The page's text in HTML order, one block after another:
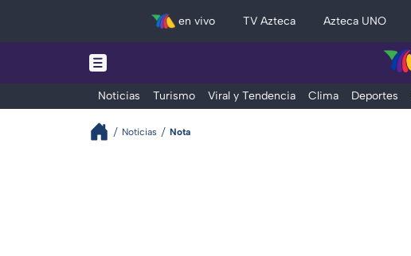
en vivo TV Azteca Azteca UNO
Noticias Turismo Viral y Tendencia Clima Deportes
Noticias Nota